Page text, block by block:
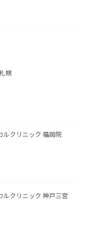
幌
ルクリニック 福岡院
ルクリニック 神戸三宮